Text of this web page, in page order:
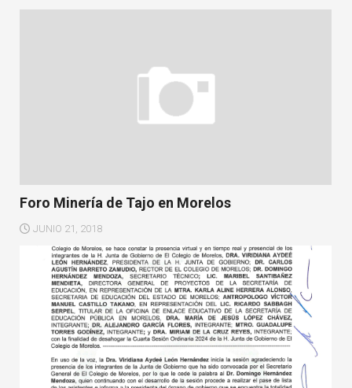
Foro Minería de Tajo en Morelos
JUNIO 21, 2018